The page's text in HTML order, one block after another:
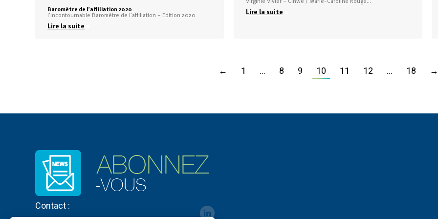
Baromètre de l’affiliation 2020
l’incontournable Baromètre de l’affiliation – Edition 2020
Lire la suite
Lire la suite
← 1 … 8 9 10 11 12 … 18 →
Contact :